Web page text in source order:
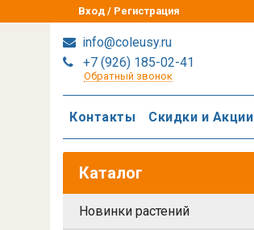
Вход / Регистрация
info@coleusy.ru
+7 (926) 185-02-41
Обратный звонок
Контакты Скидки и Акции
Каталог
Новинки растений